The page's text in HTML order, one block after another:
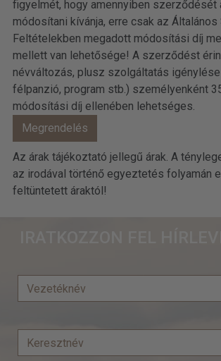
figyelmét, hogy amennyiben szerződését
módosítani kívánja, erre csak az
Feltételekben megadott módosítási díj
mellett van lehetősége! A szerződést
névváltozás, plusz szolgáltatás
félpanzió, program stb.) személyenként
módosítási díj ellenében lehetséges.
Az árak tájékoztató jellegű árak. A
az irodával történő egyeztetés folyamán
feltüntetett áraktól!